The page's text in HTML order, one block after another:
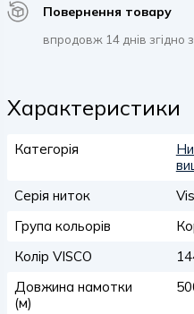
Повернення товару
впродовж 14 днів згідно
Характеристики
Категорія
Серія ниток
Група кольорів
Колір VISCO
Довжина намотки
(м)